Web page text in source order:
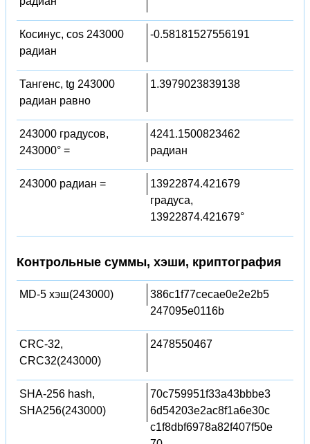
Косинус, cos 243000
радиан
-0.58181527556191
Тангенс, tg 243000
радиан равно
1.3979023839138
243000 градусов,
243000° =
4241.1500823462
радиан
243000 радиан =
13922874.421679
градуса,
13922874.421679°
Контрольные суммы, хэши, криптография
MD-5 хэш(243000)
386c1f77cecae0e2e2b5
247095e0116b
CRC-32,
CRC32(243000)
2478550467
SHA-256 hash,
SHA256(243000)
70c759951f33a43bbbe3
6d54203e2ac8f1a6e30c
c1f8dbf6978a82f407f50e